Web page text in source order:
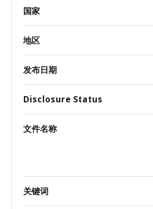
国家
地区
发布日期
Disclosure Status
文件名称
关键词